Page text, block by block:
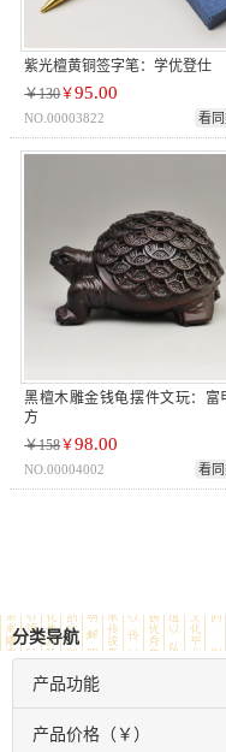
紫光檀黄铜签字笔：学优登仕
￥130￥95.00
NO.00003822 看
黑檀木雕金钱龟摆件文玩：富
方
￥158￥98.00
NO.00004002 看
分类导航
产品功能
click to expand
产品价格（￥）